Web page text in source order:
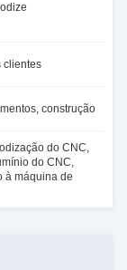
clientes
construção
do CNC,
do CNC,
à máquina de